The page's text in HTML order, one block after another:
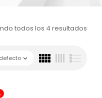
todos los 4 resultados